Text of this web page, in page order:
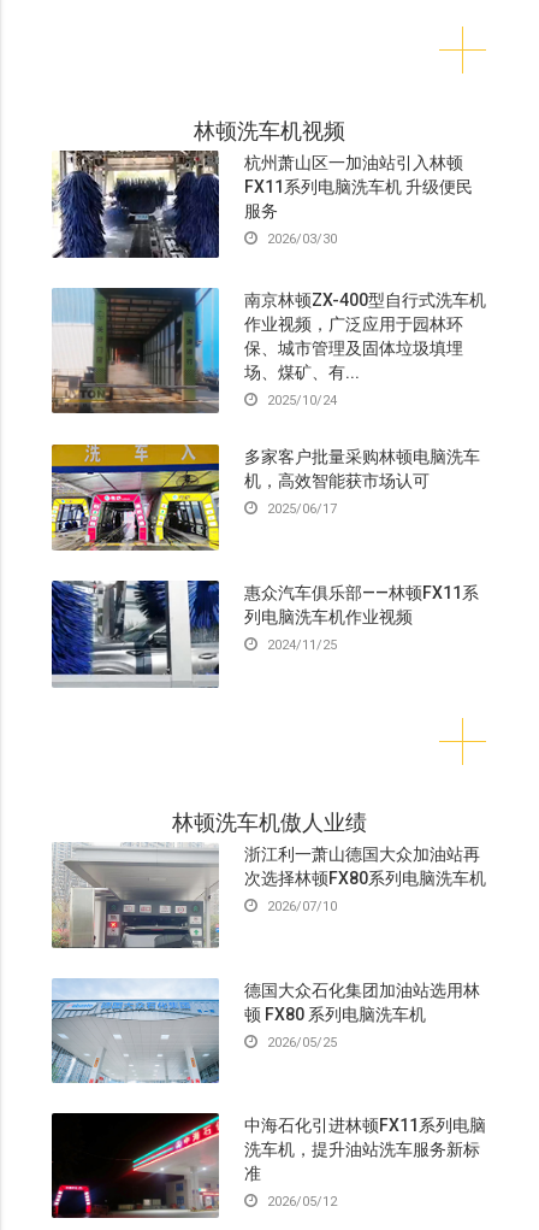
林顿洗车机视频
杭州萧山区一加油站引入林顿
FX11系列电脑洗车机 升级便民
服务
2026/03/30
南京林顿ZX-400型自行式洗车机
作业视频，广泛应用于园林环
保、城市管理及固体垃圾填埋
场、煤矿、有...
2025/10/24
多家客户批量采购林顿电脑洗车
机，高效智能获市场认可
2025/06/17
惠众汽车俱乐部——林顿FX11系
列电脑洗车机作业视频
2024/11/25
林顿洗车机傲人业绩
浙江利一萧山德国大众加油站再
次选择林顿FX80系列电脑洗车机
2026/07/10
德国大众石化集团加油站选用林
顿 FX80 系列电脑洗车机
2026/05/25
中海石化引进林顿FX11系列电脑
洗车机，提升油站洗车服务新标
准
2026/05/12